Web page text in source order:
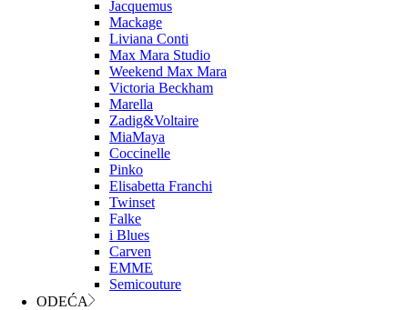
Jacquemus
Mackage
Liviana Conti
Max Mara Studio
Weekend Max Mara
Victoria Beckham
Marella
Zadig&Voltaire
MiaMaya
Coccinelle
Pinko
Elisabetta Franchi
Twinset
Falke
i Blues
Carven
EMME
Semicouture
ODEĆA